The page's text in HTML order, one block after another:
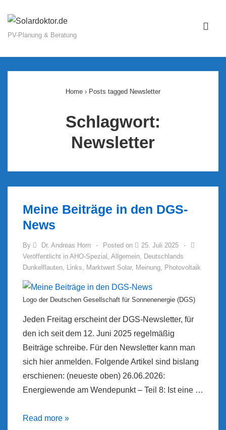
Zum
InhaltPV-Planung & Beratung
Home › Posts tagged Newsletter
Schlagwort:
Newsletter
Meine Beiträge in den DGS-
News
By Dr. Andreas Horn Posted on
25. Juli 2025
Veröffentlicht in AHO-Spezial , Allgemein, Deutschlands
Dunkelflauten, Links, Marktwert Solar, Meinung, Photovoltaik
Logo der Deutschen Gesellschaft für Sonnenenergie (DGS)
Jeden Freitag erscheint der DGS-Newsletter, für
den ich seit dem 12. Juni 2025 regelmäßig
Beiträge schreibe. Für den Newsletter kann man
sich hier anmelden. Folgende Artikel sind bislang
erschienen: (neueste oben) 26.06.2026:
Energiewende am Wendepunkt – Teil 8: Ist eine …
Meine
Read more »